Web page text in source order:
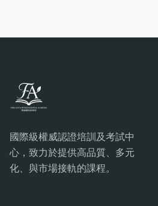
國際級權威認證培訓及考試中
心，致力於提供高品質、多元
化、與市場接軌的課程。